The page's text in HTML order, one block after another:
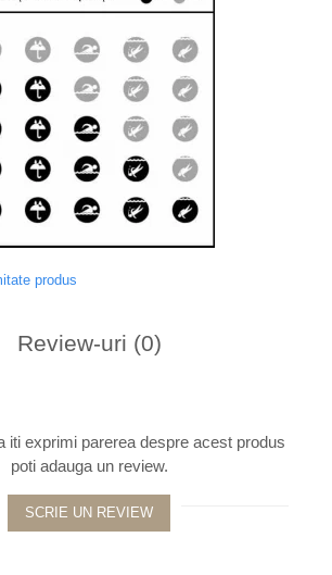
produs
Review-uri (0)
iti exprimi parerea despre acest produs
poti adauga un review.
SCRIE UN REVIEW